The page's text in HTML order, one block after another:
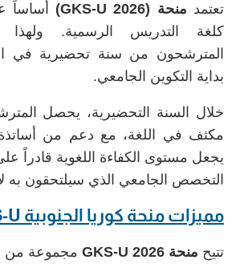
تعتمد منحة (GKS-U 2026) أساساً
كلغة التدريس الرسمية. ولهذا
المترشحون من سنة تحضيرية في
بداية التكوين الجامعي.
خلال السنة التحضيرية، يحصل
مكثف في اللغة، مع دعم من
يجعل مستوى الكفاءة اللغوية قادراً
التخصص الجامعي الذي سيلتحقون به
مميزات منحة كوريا الجنوبية GKS-U للإجازة
تتيح منحة GKS-U 2026 مجموعة من